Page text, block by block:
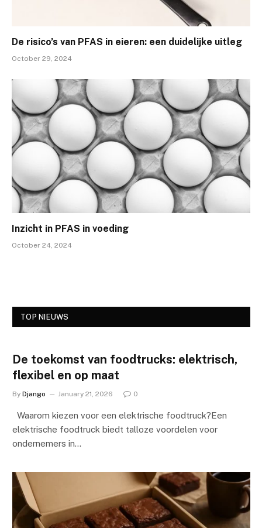
De risico’s van PFAS in eieren: een duidelijke uitleg
October 29, 2024
Inzicht in PFAS in voeding
October 24, 2024
TOP NIEUWS
De toekomst van foodtrucks: elektrisch,
flexibel en op maat
By Django January 21, 2026 0
Waarom kiezen voor een elektrische foodtruck?Een
elektrische foodtruck biedt talloze voordelen voor
ondernemers in…